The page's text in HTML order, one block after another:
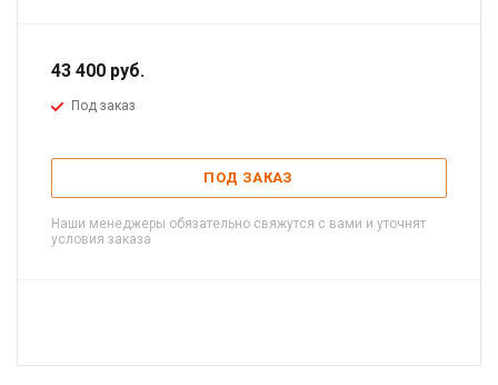
43 400 руб.
Под заказ
ПОД ЗАКАЗ
Наши менеджеры обязательно свяжутся с вами и уточнят
условия заказа